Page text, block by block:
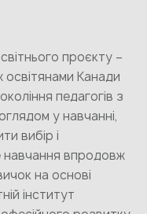
проєкту –
освітянами Канади
педагогів з
у навчанні,
вибір і
навчання впродовж
на основі
інститут